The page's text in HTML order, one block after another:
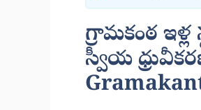
గ్రామకంఠ
స్వీయ